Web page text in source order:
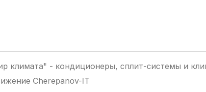
климата" - кондиционеры, сплит-системы и
Cherepanov-IT